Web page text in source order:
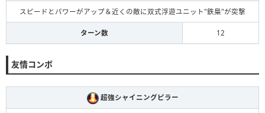
スピードとパワーがアップ＆近くの敵に双式浮遊ユニット"鉄梟"が突撃
ターン数 12
友情コンボ
超強シャイニングピラー